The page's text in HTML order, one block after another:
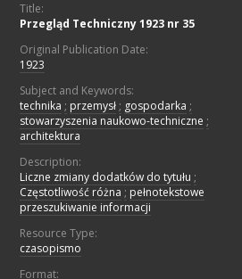
Title:
Przegląd Techniczny 1923 nr 35
Original Publication Date:
1923
Subject and Keywords:
technika ; przemysł ; gospodarka ;
stowarzyszenia naukowo-techniczne ;
architektura
Description:
Liczne zmiany dodatków do tytułu ;
Częstotliwość różna ; pełnotekstowe
przeszukiwanie informacji
Resource Type:
czasopismo
Format: